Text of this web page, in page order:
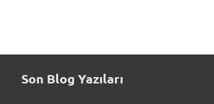
Son Blog Yazıları